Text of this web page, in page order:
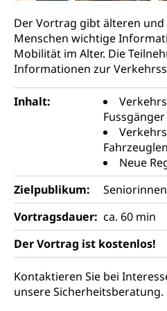
Der Vortrag gibt älteren
Menschen wichtige
Mobilität im Alter. Die
Informationen zur
Inhalt:
Fussgänger
Neue
Zielpublikum:
Vortragsdauer: ca. 60 min
Der Vortrag ist kostenlos!
Kontaktieren Sie bei
unsere Sicherheitsberatung.
Freiwilliger
Freiwilliges
Frühe
Kindergarten
Frühe
Gesundheit und Soziales
Konsumentenschutz
Konsumentenrechte,
Preisüberwachung,
Konsumentenorganisation,
regionale Erschöpfung,
internationale Erschöpfung,
Cassis-deDijon-Prinzip
Krankenversicherung
Unfallversicherung,
Krankheit, Unfall,
Krankenkasse